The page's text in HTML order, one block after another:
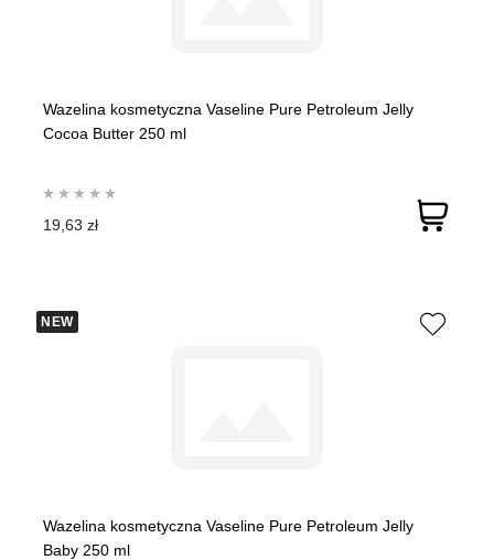
Wazelina kosmetyczna Vaseline Pure Petroleum Jelly
Cocoa Butter 250 ml
19,63 zł
NEW
Wazelina kosmetyczna Vaseline Pure Petroleum Jelly
Baby 250 ml